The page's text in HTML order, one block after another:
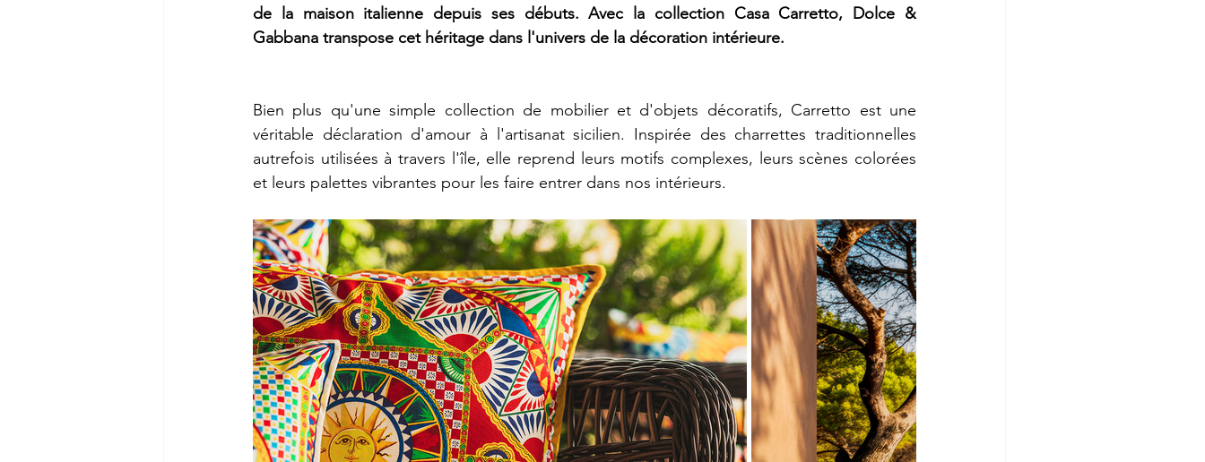
de la maison italienne depuis ses débuts. Avec la collection Casa Carretto, Dolce &
Gabbana transpose cet héritage dans l'univers de la décoration intérieure.
Bien plus qu'une simple collection de mobilier et d'objets décoratifs, Carretto est une
véritable déclaration d'amour à l'artisanat sicilien. Inspirée des charrettes traditionnelles
autrefois utilisées à travers l'île, elle reprend leurs motifs complexes, leurs scènes colorées
et leurs palettes vibrantes pour les faire entrer dans nos intérieurs.